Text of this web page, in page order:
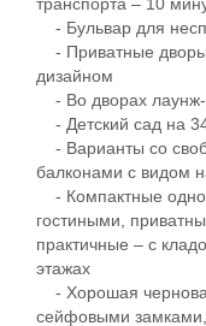
- Бульвар для
- Приватные
дизайном
- Во дворах лаунж-
- Детский сад на
- Варианты со
балконами с видом
- Компактные
гостиными,
практичные – с
этажах
- Хорошая
сейфовыми